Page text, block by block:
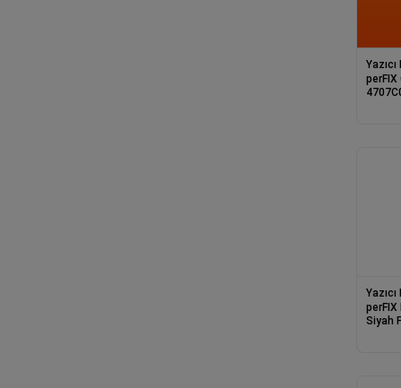
perFIX
4707C001 Gri
Siyah